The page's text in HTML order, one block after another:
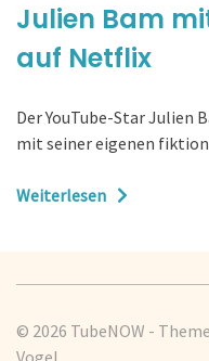
Julien Bam
auf Netflix
Der YouTube-Star Julien
mit seiner eigenen
Weiterlesen
© 2026 TubeNOW -